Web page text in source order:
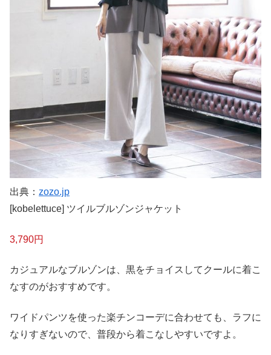
出典： zozo.jp
[kobelettuce] ツイルブルゾンジャケット
3,790円
カジュアルなブルゾンは、黒をチョイスしてクールに着こ
なすのがおすすめです。
ワイドパンツを使った楽チンコーデに合わせても、ラフに
なりすぎないので、普段から着こなしやすいですよ。